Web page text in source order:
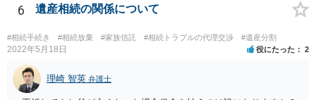
6 遺産相続の関係について
#相続手続き #相続放棄 #家族信託 #相続トラブルの代理交渉 #遺産分割
2022年5月18日 役にたった 2
理崎 智英 弁護士